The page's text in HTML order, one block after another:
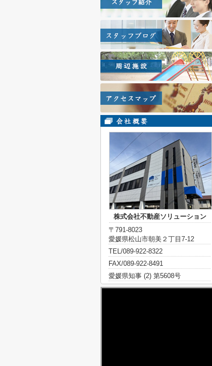
株式会社不動産ソリューション
〒791-8023
愛媛県松山市朝美２丁目7-12
TEL/089-922-8322
FAX/089-922-8491
愛媛県知事 (2) 第5608号